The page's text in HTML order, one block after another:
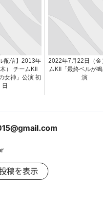
配信】2013年
） チームKII
女神」公演 初
日
2022年7月22日（金
ムKII「最終ベルが
演
稿を表示